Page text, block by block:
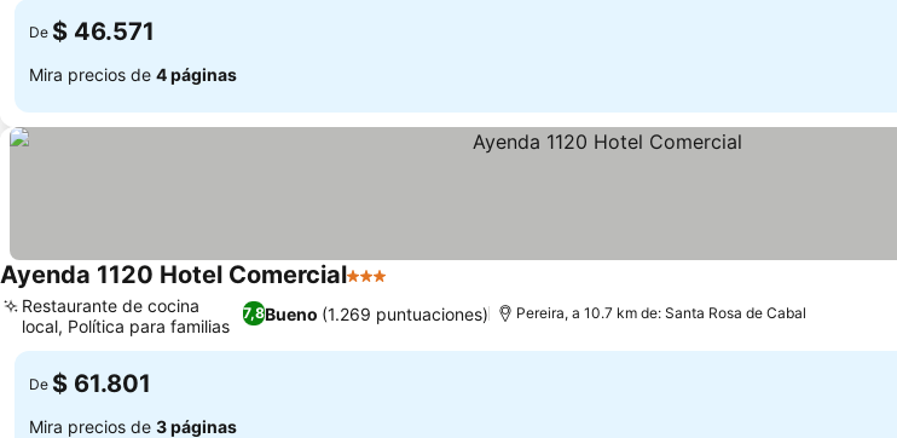
De $ 46.571
Mira precios de 4 páginas
Ayenda 1120 Hotel Comercial3 Estrellas
7,8Bueno (1.269 puntuaciones)
Restaurante de cocina
local, Política para familias
Pereira, a 10.7 km de: Santa Rosa de Cabal
De $ 61.801
Mira precios de 3 páginas